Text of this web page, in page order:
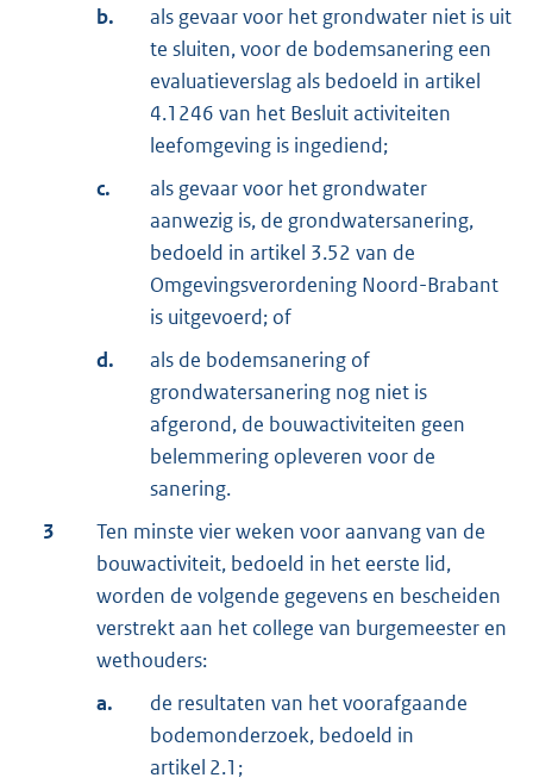
b.
als gevaar voor het grondwater niet is uit
te sluiten, voor de bodemsanering een
evaluatieverslag als bedoeld in artikel
4.1246 van het Besluit activiteiten
leefomgeving is ingediend;
c.
als gevaar voor het grondwater
aanwezig is, de grondwatersanering,
bedoeld in artikel 3.52 van de
Omgevingsverordening Noord-Brabant
is uitgevoerd; of
d.
als de bodemsanering of
grondwatersanering nog niet is
afgerond, de bouwactiviteiten geen
belemmering opleveren voor de
sanering.
3
Ten minste vier weken voor aanvang van de
bouwactiviteit, bedoeld in het eerste lid,
worden de volgende gegevens en bescheiden
verstrekt aan het college van burgemeester en
wethouders:
a.
de resultaten van het voorafgaande
bodemonderzoek, bedoeld in
artikel 2.1;